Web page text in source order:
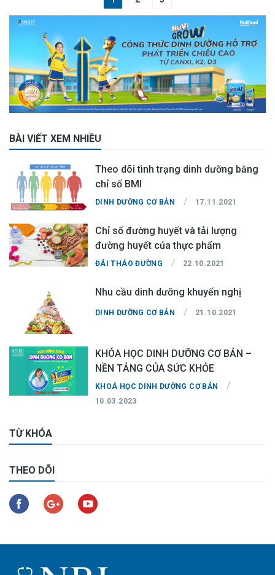
BÀI VIẾT XEM NHIỀU
Theo dõi tình trạng dinh dưỡng bằng
chỉ số BMI
DINH DƯỠNG CƠ BẢN / 17.11.2021
Chỉ số đường huyết và tải lượng
đường huyết của thực phẩm
ĐÁI THÁO ĐƯỜNG / 22.10.2021
Nhu cầu dinh dưỡng khuyến nghị
DINH DƯỠNG CƠ BẢN / 21.10.2021
KHÓA HỌC DINH DƯỠNG CƠ BẢN –
NỀN TẢNG CỦA SỨC KHỎE
KHOÁ HỌC DINH DƯỠNG CƠ BẢN /
10.03.2023
TỪ KHÓA
THEO DÕI